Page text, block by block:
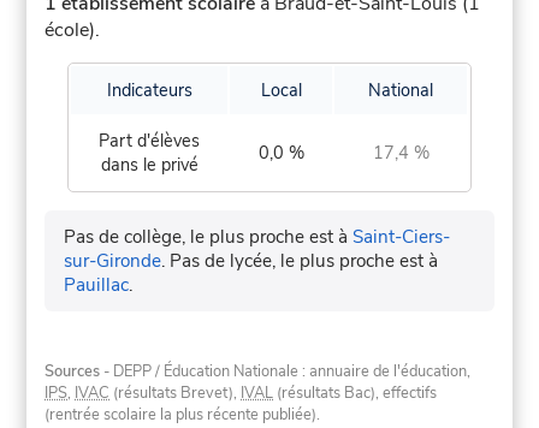
école).
Indicateurs Local National
Part d'élèves
dans le privé
0,0 % 17,4 %
Pas de collège, le plus proche est àSaint-Ciers-
sur-Gironde. Pas de lycée, le plus proche est à
Pauillac.
Sources - DEPP / Éducation Nationale : annuaire de l'éducation,
IPS, IVAC (résultats Brevet), IVAL (résultats Bac), effectifs
(rentrée scolaire la plus récente publiée).